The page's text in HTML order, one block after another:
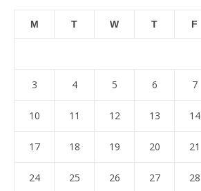
M T W T F
3 4 5 6 7
10 11 12 13 14
17 18 19 20 21
24 25 26 27 28